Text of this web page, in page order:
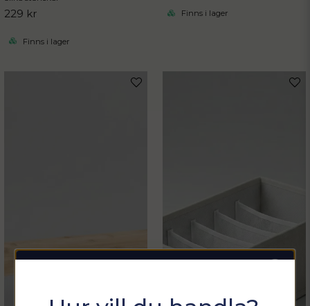
229 kr
Finns i lager
Finns i lager
Sommarfixa med